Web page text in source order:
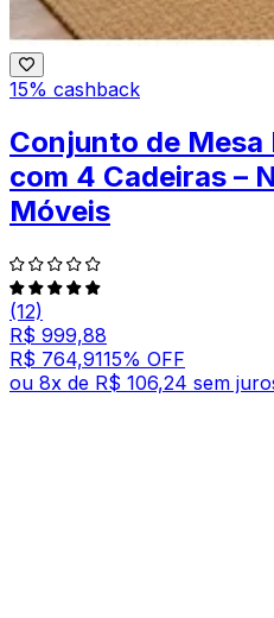
15% cashback
Conjunto de Mesa
com 4 Cadeiras –
Móveis
(12)
R$ 999,88
R$ 764,9115% OFF
ou 8x de R$ 106,24 sem